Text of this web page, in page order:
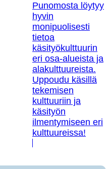
Punomosta löytyy
hyvin
monipuolisesti
tietoa
käsityökulttuurin
eri osa-alueista ja
alakulttuureista.
Uppoudu käsillä
tekemisen
kulttuuriin ja
käsityön
ilmentymiseen eri
kulttuureissa!